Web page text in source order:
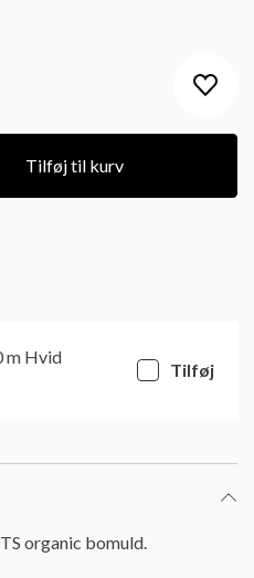
Tilføj til kurv
m Hvid
Tilføj
organic bomuld.